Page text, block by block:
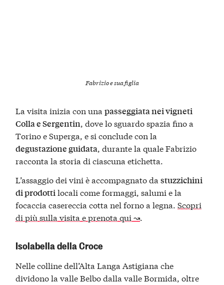
Fabrizio e sua figlia
La visita inizia con unapasseggiata nei vigneti
Colla e Sergentin, dove lo sguardo spazia fino a
Torino e Superga, e si conclude con la
degustazione guidata, durante la quale Fabrizio
racconta la storia di ciascuna etichetta.
L’assaggio dei vini è accompagnato dastuzzichini
di prodottilocali come formaggi, salumi e la
focaccia casereccia cotta nel forno a legna.Scopri
di più sulla visita e prenota qui ↝.
Isolabella della Croce
Nelle colline dell’Alta Langa Astigiana che
dividono la valle Belbo dalla valle Bormida, oltre